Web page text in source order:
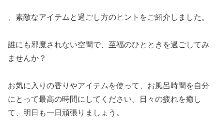
、素敵なアイテムと過ごし方のヒントをご紹介しました。
誰にも邪魔されない空間で、至福のひとときを過ごしてみ
ませんか？
お気に入りの香りやアイテムを使って、お風呂時間を自分
にとって最高の時間にしてください。日々の疲れを癒し
て、明日も一日頑張りましょう。